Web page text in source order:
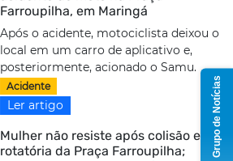
Farroupilha, em Maringá
Após o acidente, motociclista deixou o
local em um carro de aplicativo e,
posteriormente, acionado o Samu.
Acidente
Ler artigo
Mulher não resiste após colisão em
rotatória da Praça Farroupilha;
Grupo de Notícias